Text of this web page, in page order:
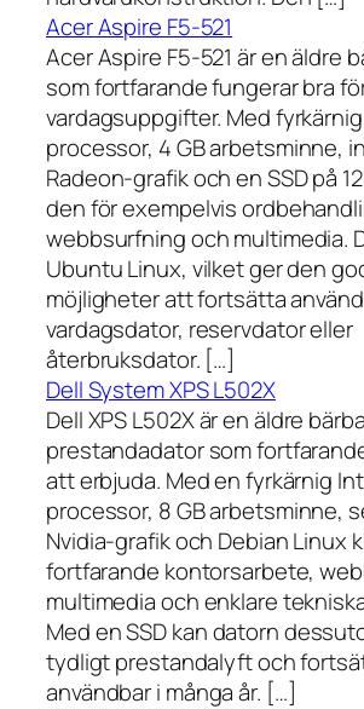
Acer Aspire F5-521
Acer Aspire F5-521 är en äldre
som fortfarande fungerar bra
vardagsuppgifter. Med
processor, 4 GB arbetsminne,
Radeon-grafik och en SSD på
den för exempelvis
webbsurfning och multimedia.
Ubuntu Linux, vilket ger den
möjligheter att fortsätta
vardagsdator, reservdator eller
återbruksdator. […]
Dell System XPS L502X
Dell XPS L502X är en äldre
prestandadator som
att erbjuda. Med en fyrkärnig
processor, 8 GB arbetsminne,
Nvidia-grafik och Debian Linux
fortfarande kontorsarbete,
multimedia och enklare
Med en SSD kan datorn
tydligt prestandalyft och
användbar i många år. […]